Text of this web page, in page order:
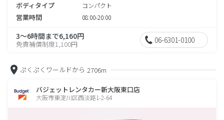
ボディタイプ コンパクト
営業時間 08:00-20:00
3～6時間まで6,160円
免責補償制度1,100円 06-6301-0100
ぷくぷくワールドから 2706m
バジェットレンタカー新大阪東口店
大阪市東淀川区西淡路1-2-64